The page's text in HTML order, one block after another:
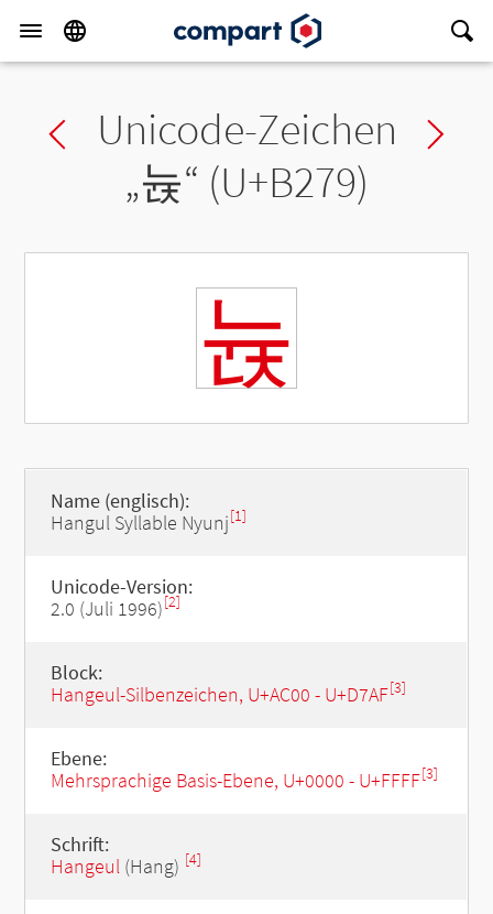
Previous char
Unicode-Zeichen
„뉹“ (U+B279)
뉹
Name (englisch):
Hangul Syllable Nyunj[1]
Unicode-Version:
2.0 (Juli 1996)[2]
Block:
Hangeul-Silbenzeichen, U+AC00 - U+D7AF[3]
Ebene:
Mehrsprachige Basis-Ebene, U+0000 - U+FFFF[3]
Schrift:
Hangeul(Hang) [4]